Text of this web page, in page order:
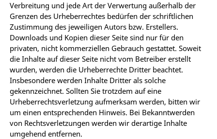
Verbreitung und jede Art der Verwertung außerhalb der
Grenzen des Urheberrechtes bedürfen der schriftlichen
Zustimmung des jeweiligen Autors bzw. Erstellers.
Downloads und Kopien dieser Seite sind nur für den
privaten, nicht kommerziellen Gebrauch gestattet. Soweit
die Inhalte auf dieser Seite nicht vom Betreiber erstellt
wurden, werden die Urheberrechte Dritter beachtet.
Insbesondere werden Inhalte Dritter als solche
gekennzeichnet. Sollten Sie trotzdem auf eine
Urheberrechtsverletzung aufmerksam werden, bitten wir
um einen entsprechenden Hinweis. Bei Bekanntwerden
von Rechtsverletzungen werden wir derartige Inhalte
umgehend entfernen.